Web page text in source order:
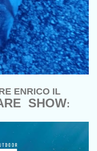
ENRICO IL
SHOW: